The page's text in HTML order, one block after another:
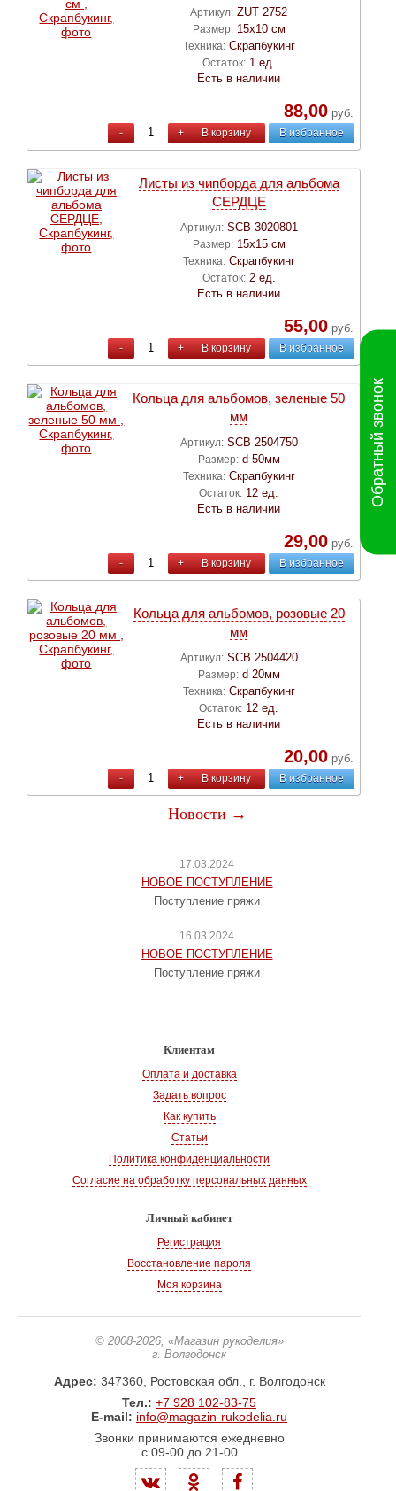
Артикул: ZUT 2752
Размер: 15х10 см
Техника: Скрапбукинг
Остаток: 1 ед.
Есть в наличии
88,00руб.
- + В корзину В избранное
Листы из чипборда для альбома
СЕРДЦЕ
Артикул: SCB 3020801
Размер: 15х15 см
Техника: Скрапбукинг
Остаток: 2 ед.
Есть в наличии
55,00руб.
- + В корзину В избранное
Кольца для альбомов, зеленые 50
мм
Артикул: SCB 2504750
Размер: d 50мм
Техника: Скрапбукинг
Остаток: 12 ед.
Есть в наличии
29,00руб.
- + В корзину В избранное
Кольца для альбомов, розовые 20
мм
Артикул: SCB 2504420
Размер: d 20мм
Техника: Скрапбукинг
Остаток: 12 ед.
Есть в наличии
20,00руб.
- + В корзину В избранное
Новости →
17.03.2024
НОВОЕ ПОСТУПЛЕНИЕ
Поступление пряжи
16.03.2024
НОВОЕ ПОСТУПЛЕНИЕ
Поступление пряжи
Клиентам
Оплата и доставка
Задать вопрос
Как купить
Статьи
Политика конфиденциальности
Согласие на обработку персональных данных
Личный кабинет
Регистрация
Восстановление пароля
Моя корзина
© 2008-2026, «Магазин рукоделия»
г. Волгодонск
Адрес: 347360, Ростовская обл., г. Волгодонск
Тел.: +7 928 102-83-75
E-mail: info@magazin-rukodelia.ru
Звонки принимаются ежедневно
с 09-00 до 21-00
Обратный звонок